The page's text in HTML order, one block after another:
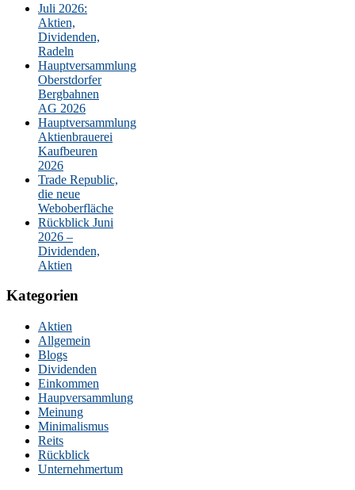
Juli 2026:
Aktien,
Dividenden,
Radeln
Hauptversammlung
Oberstdorfer
Bergbahnen
AG 2026
Hauptversammlung
Aktienbrauerei
Kaufbeuren
2026
Trade Republic,
die neue
Weboberfläche
Rückblick Juni
2026 –
Dividenden,
Aktien
Kategorien
Aktien
Allgemein
Blogs
Dividenden
Einkommen
Haupversammlung
Meinung
Minimalismus
Reits
Rückblick
Unternehmertum